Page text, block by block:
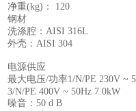
净重(kg)： 120
钢材
洗涤腔：AISI 316L
外壳：AISI 304
电源供应
最大电压/功率1/N/PE 230V ~
3/N/PE 400V ~ 50Hz 7.0kW
噪音：50 d B